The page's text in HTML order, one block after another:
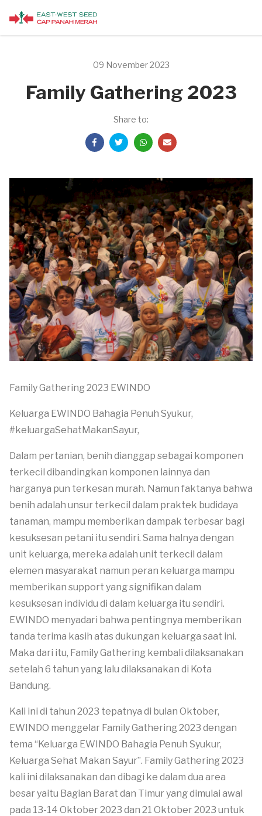
09 November 2023
Family Gathering 2023
Share to:
Family Gathering 2023 EWINDO
Keluarga EWINDO Bahagia Penuh Syukur,
#keluargaSehatMakanSayur,
Dalam pertanian, benih dianggap sebagai komponen
terkecil dibandingkan komponen lainnya dan
harganya pun terkesan murah. Namun faktanya bahwa
benih adalah unsur terkecil dalam praktek budidaya
tanaman, mampu memberikan dampak terbesar bagi
kesuksesan petani itu sendiri. Sama halnya dengan
unit keluarga, mereka adalah unit terkecil dalam
elemen masyarakat namun peran keluarga mampu
memberikan support yang signifikan dalam
kesuksesan individu di dalam keluarga itu sendiri.
EWINDO menyadari bahwa pentingnya memberikan
tanda terima kasih atas dukungan keluarga saat ini.
Maka dari itu, Family Gathering kembali dilaksanakan
setelah 6 tahun yang lalu dilaksanakan di Kota
Bandung.
Kali ini di tahun 2023 tepatnya di bulan Oktober,
EWINDO menggelar Family Gathering 2023 dengan
tema “Keluarga EWINDO Bahagia Penuh Syukur,
Keluarga Sehat Makan Sayur”. Family Gathering 2023
kali ini dilaksanakan dan dibagi ke dalam dua area
besar yaitu Bagian Barat dan Timur yang dimulai awal
pada 13-14 Oktober 2023 dan 21 Oktober 2023 untuk